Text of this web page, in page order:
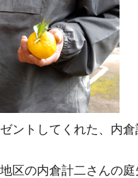
ントしてくれた、内
区の内倉計二さんの